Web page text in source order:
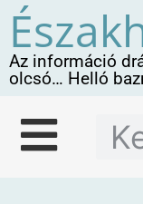
Az információ
olcsó… Helló